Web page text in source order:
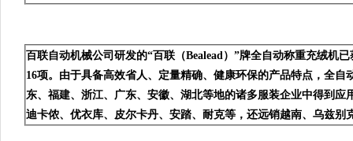
百联自动机械公司研发的“百联（Bealead）”牌全自动称重充绒机
16项。由于具备高效省人、定量精确、健康环保的产品特点，全
东、福建、浙江、广东、安徽、湖北等地的诸多服装企业中得到应
迪卡侬、优衣库、皮尔卡丹、安踏、耐克等，还远销越南、乌兹别